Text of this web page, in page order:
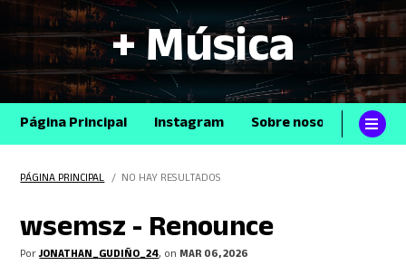
+ Música
Página Principal Instagram Sobre nosotros
PÁGINA PRINCIPAL / NO HAY RESULTADOS
wsemsz - Renounce
PorJONATHAN_GUDIÑO_24, on MAR 06, 2026